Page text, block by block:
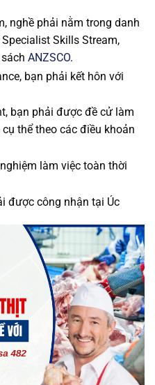
nghề phải nằm trong danh
Skills Stream,
ANZSCO.
bạn phải kết hôn với
bạn phải được đề cử làm
thể theo các điều khoản
làm việc toàn thời
được công nhận tại Úc